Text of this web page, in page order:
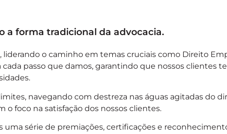
a forma tradicional da advocacia.
o caminho em temas cruciais como Direito
passo que damos, garantindo que nossos clientes
navegando com destreza nas águas agitadas do
o foco na satisfação dos nossos clientes.
uma série de premiações, certificações e